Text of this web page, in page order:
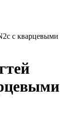
с кварцевыми